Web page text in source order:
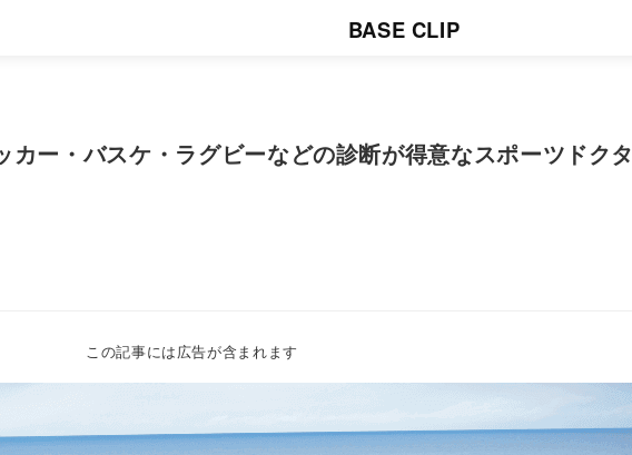
BASE CLIP
カー・バスケ・ラグビーなどの診断が得意なスポーツドクタ
この記事には広告が含まれます